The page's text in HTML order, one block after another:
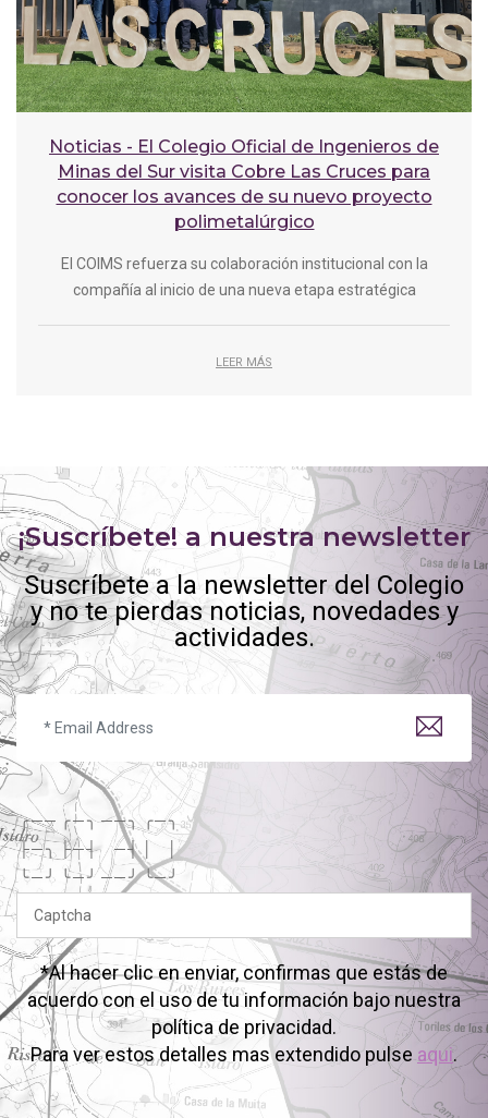
Noticias - El Colegio Oficial de Ingenieros de
Minas del Sur visita Cobre Las Cruces para
conocer los avances de su nuevo proyecto
polimetalúrgico
El COIMS refuerza su colaboración institucional con la
compañía al inicio de una nueva etapa estratégica
LEER MÁS
¡Suscríbete! a nuestra newsletter
Suscríbete a la newsletter del Colegio
y no te pierdas noticias, novedades y
actividades.
╭──
├─╮
╰─╯
╭─╮
├─┤
╰─╯
──╮
─┤
──╯
╭─╮
│
╰─╯
*Al hacer clic en enviar, confirmas que estás de
acuerdo con el uso de tu información bajo nuestra
política de privacidad.
Para ver estos detalles mas extendido pulse aqui.